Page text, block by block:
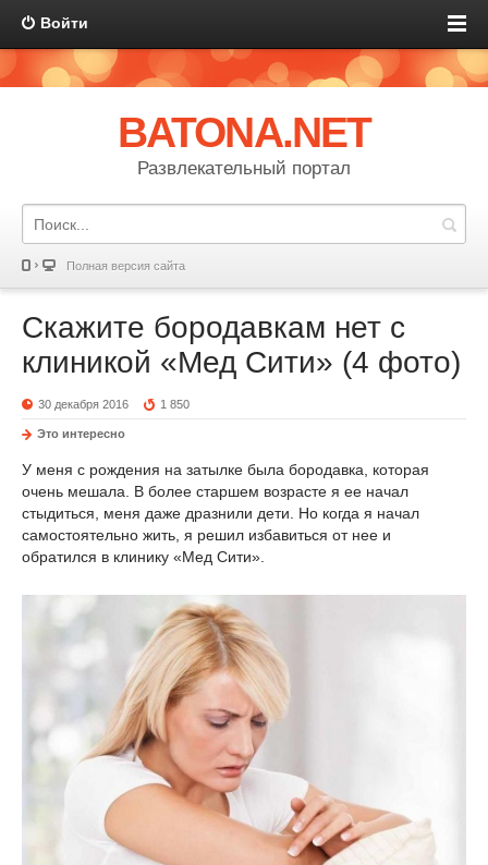
Войти
BATONA.NET
Развлекательный портал
Полная версия сайта
Скажите бородавкам нет с
клиникой «Мед Сити» (4 фото)
30 декабря 2016 1 850
Это интересно
У меня с рождения на затылке была бородавка, которая
очень мешала. В более старшем возрасте я ее начал
стыдиться, меня даже дразнили дети. Но когда я начал
самостоятельно жить, я решил избавиться от нее и
обратился в клинику «Мед Сити».